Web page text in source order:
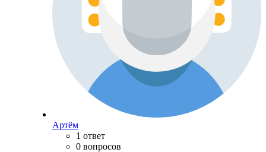
Артём
1 ответ
0 вопросов